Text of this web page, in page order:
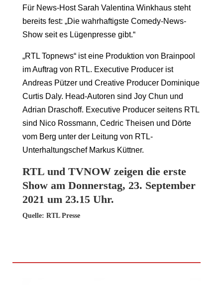
Für News-Host Sarah Valentina Winkhaus steht
bereits fest: „Die wahrhaftigste Comedy-News-
Show seit es Lügenpresse gibt.“
„RTL Topnews“ ist eine Produktion von Brainpool
im Auftrag von RTL. Executive Producer ist
Andreas Pützer und Creative Producer Dominique
Curtis Daly. Head-Autoren sind Joy Chun und
Adrian Draschoff. Executive Producer seitens RTL
sind Nico Rossmann, Cedric Theisen und Dörte
vom Berg unter der Leitung von RTL-
Unterhaltungschef Markus Küttner.
RTL und TVNOW zeigen die erste
Show am Donnerstag, 23. September
2021 um 23.15 Uhr.
Quelle: RTL Presse